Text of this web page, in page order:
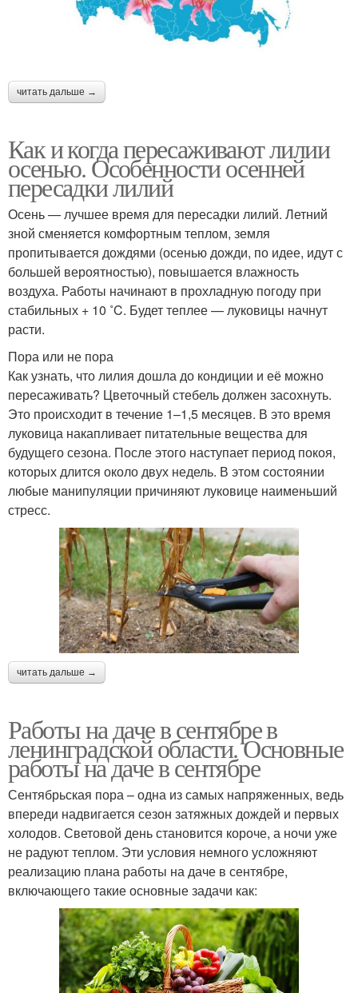
читать дальше →
Как и когда пересаживают лилии
осенью. Особенности осенней
пересадки лилий
Осень — лучшее время для пересадки лилий. Летний
зной сменяется комфортным теплом, земля
пропитывается дождями (осенью дожди, по идее, идут с
большей вероятностью), повышается влажность
воздуха. Работы начинают в прохладную погоду при
стабильных + 10 ˚C. Будет теплее — луковицы начнут
расти.
Пора или не пора
Как узнать, что лилия дошла до кондиции и её можно
пересаживать? Цветочный стебель должен засохнуть.
Это происходит в течение 1–1,5 месяцев. В это время
луковица накапливает питательные вещества для
будущего сезона. После этого наступает период покоя,
которых длится около двух недель. В этом состоянии
любые манипуляции причиняют луковице наименьший
стресс.
читать дальше →
Работы на даче в сентябре в
ленинградской области. Основные
работы на даче в сентябре
Сентябрьская пора – одна из самых напряженных, ведь
впереди надвигается сезон затяжных дождей и первых
холодов. Световой день становится короче, а ночи уже
не радуют теплом. Эти условия немного усложняют
реализацию плана работы на даче в сентябре,
включающего такие основные задачи как: